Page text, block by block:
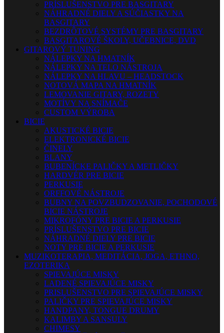
PRÍSLUŠENSTVO PRE BASGITARY
NÁHRADNÉ DIELY A SÚČIASTKY NA
BASGITARY
BEZDRÔTOVÉ SYSTÉMY PRE BASGITARY
BASGITAROVÉ ŠKOLY, UČEBNICE, DVD
GITAROVÝ TUNING
NÁLEPKY NA HMATNÍK
NÁLEPKY NA TELO NÁSTROJA
NÁLEPKY NA HLAVU – HEADSTOCK
NOTOVÁ MAPA NA HMATNÍK
LEMOVANIE GITARY, ROZETY
MOTÍVY NA SNÍMAČE
CUSTOM VÝROBA
BICIE
AKUSTICKÉ BICIE
ELEKTRONICKÉ BICIE
ČINELY
BLANY
BUBENÍCKE PALIČKY A METLIČKY
HARDVÉR PRE BICIE
PERKUSIE
ORFFOVÉ NÁSTROJE
BUBNY NA POVZBUDZOVANIE, POCHODOVÉ
BICIE NÁSTROJE
MIKROFÓNY PRE BICIE A PERKUSIE
PRÍSLUŠENSTVO PRE BICIE
NÁHRADNÉ DIELY PRE BICIE
NOTY PRE BICIE A PERKUSIE
MUZIKOTERAPIA, MEDITÁCIA, JOGA, ETHNO,
EZOTERIKA
SPIEVAJÚCE MISKY
LADENÉ SPIEVAJÚCE MISKY
PRISLUŠENSTVO PRE SPIEVAJÚCE MISKY
PALIČKY PRE SPIEVAJÚCE MISKY
HANDPANY, TONGUE DRUMY
KALIMBY A SANSULY
CHIMESY